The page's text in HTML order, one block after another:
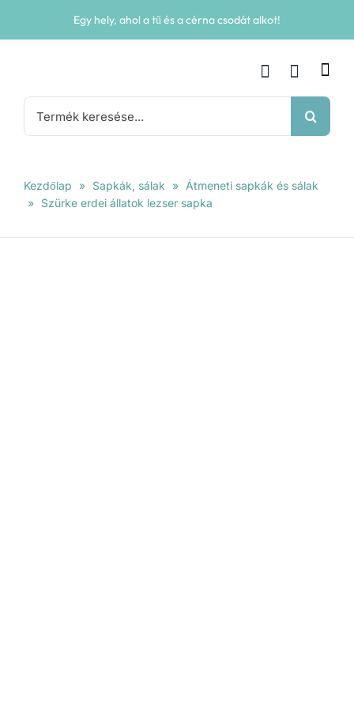
Egy hely, ahol a tű és a cérna csodát alkot!
Keresés...
Kezdőlap » Sapkák, sálak » Átmeneti sapkák és sálak
» Szürke erdei állatok lezser sapka